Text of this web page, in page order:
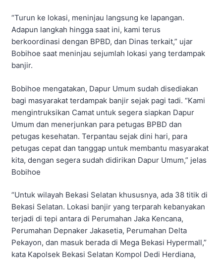
“Turun ke lokasi, meninjau langsung ke lapangan.
Adapun langkah hingga saat ini, kami terus
berkoordinasi dengan BPBD, dan Dinas terkait,” ujar
Bobihoe saat meninjau sejumlah lokasi yang terdampak
banjir.
Bobihoe mengatakan, Dapur Umum sudah disediakan
bagi masyarakat terdampak banjir sejak pagi tadi. “Kami
mengintruksikan Camat untuk segera siapkan Dapur
Umum dan menerjunkan para petugas BPBD dan
petugas kesehatan. Terpantau sejak dini hari, para
petugas cepat dan tanggap untuk membantu masyarakat
kita, dengan segera sudah didirikan Dapur Umum,” jelas
Bobihoe
“Untuk wilayah Bekasi Selatan khususnya, ada 38 titik di
Bekasi Selatan. Lokasi banjir yang terparah kebanyakan
terjadi di tepi antara di Perumahan Jaka Kencana,
Perumahan Depnaker Jakasetia, Perumahan Delta
Pekayon, dan masuk berada di Mega Bekasi Hypermall,”
kata Kapolsek Bekasi Selatan Kompol Dedi Herdiana,